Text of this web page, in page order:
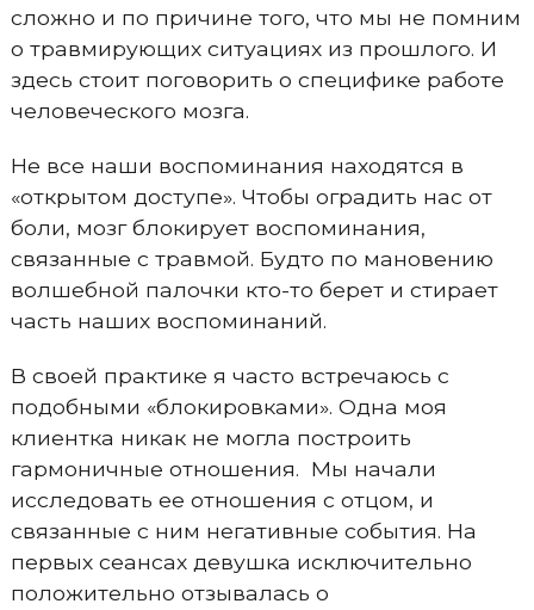
сложно и по причине того, что мы не помним
о травмирующих ситуациях из прошлого. И
здесь стоит поговорить о специфике работе
человеческого мозга.
Не все наши воспоминания находятся в
«открытом доступе». Чтобы оградить нас от
боли, мозг блокирует воспоминания,
связанные с травмой. Будто по мановению
волшебной палочки кто-то берет и стирает
часть наших воспоминаний.
В своей практике я часто встречаюсь с
подобными «блокировками». Одна моя
клиентка никак не могла построить
гармоничные отношения. Мы начали
исследовать ее отношения с отцом, и
связанные с ним негативные события. На
первых сеансах девушка исключительно
положительно отзывалась о